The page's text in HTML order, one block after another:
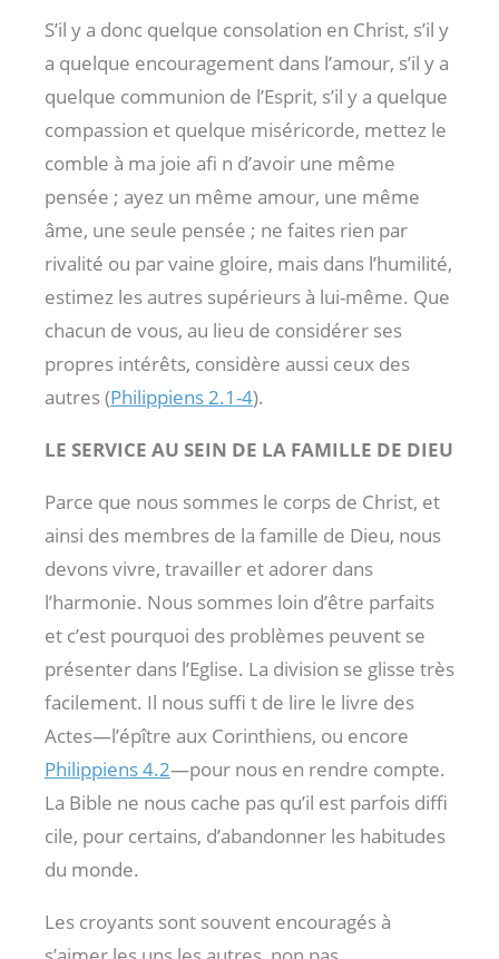
S’il y a donc quelque consolation en Christ, s’il y
a quelque encouragement dans l’amour, s’il y a
quelque communion de l’Esprit, s’il y a quelque
compassion et quelque miséricorde, mettez le
comble à ma joie afi n d’avoir une même
pensée ; ayez un même amour, une même
âme, une seule pensée ; ne faites rien par
rivalité ou par vaine gloire, mais dans l’humilité,
estimez les autres supérieurs à lui-même. Que
chacun de vous, au lieu de considérer ses
propres intérêts, considère aussi ceux des
autres (Philippiens 2.1-4).
LE SERVICE AU SEIN DE LA FAMILLE DE DIEU
Parce que nous sommes le corps de Christ, et
ainsi des membres de la famille de Dieu, nous
devons vivre, travailler et adorer dans
l’harmonie. Nous sommes loin d’être parfaits
et c’est pourquoi des problèmes peuvent se
présenter dans l’Eglise. La division se glisse très
facilement. Il nous suffi t de lire le livre des
Actes—l’épître aux Corinthiens, ou encore
Philippiens 4.2—pour nous en rendre compte.
La Bible ne nous cache pas qu’il est parfois diffi
cile, pour certains, d’abandonner les habitudes
du monde.
Les croyants sont souvent encouragés à